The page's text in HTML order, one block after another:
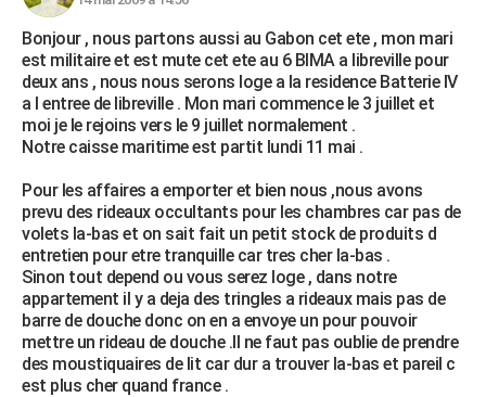
Bonjour , nous partons aussi au Gabon cet ete , mon mari
est militaire et est mute cet ete au 6 BIMA a libreville pour
deux ans , nous nous serons loge a la residence Batterie IV
a l entree de libreville . Mon mari commence le 3 juillet et
moi je le rejoins vers le 9 juillet normalement .
Notre caisse maritime est partit lundi 11 mai .
Pour les affaires a emporter et bien nous ,nous avons
prevu des rideaux occultants pour les chambres car pas de
volets la-bas et on sait fait un petit stock de produits d
entretien pour etre tranquille car tres cher la-bas .
Sinon tout depend ou vous serez loge , dans notre
appartement il y a deja des tringles a rideaux mais pas de
barre de douche donc on en a envoye un pour pouvoir
mettre un rideau de douche .Il ne faut pas oublie de prendre
des moustiquaires de lit car dur a trouver la-bas et pareil c
est plus cher quand france .